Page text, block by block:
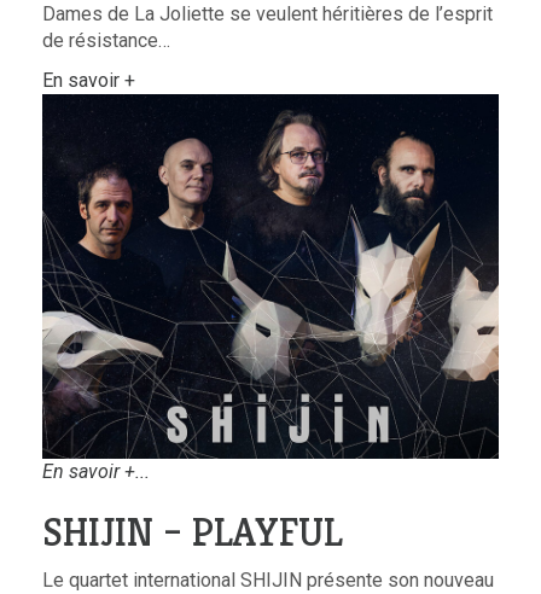
Dames de La Joliette se veulent héritières de l’esprit
de résistance…
En savoir +
En savoir +...
SHIJIN – PLAYFUL
Le quartet international SHIJIN présente son nouveau